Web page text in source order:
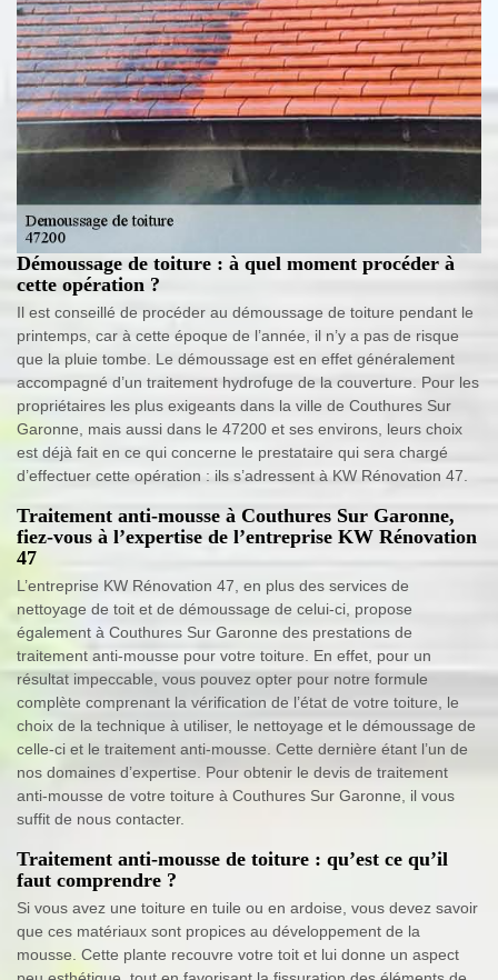
Démoussage de toiture : à quel moment procéder à
cette opération ?
Il est conseillé de procéder au démoussage de toiture pendant le
printemps, car à cette époque de l’année, il n’y a pas de risque
que la pluie tombe. Le démoussage est en effet généralement
accompagné d’un traitement hydrofuge de la couverture. Pour les
propriétaires les plus exigeants dans la ville de Couthures Sur
Garonne, mais aussi dans le 47200 et ses environs, leurs choix
est déjà fait en ce qui concerne le prestataire qui sera chargé
d’effectuer cette opération : ils s’adressent à KW Rénovation 47.
Traitement anti-mousse à Couthures Sur Garonne,
fiez-vous à l’expertise de l’entreprise KW Rénovation
47
L’entreprise KW Rénovation 47, en plus des services de
nettoyage de toit et de démoussage de celui-ci, propose
également à Couthures Sur Garonne des prestations de
traitement anti-mousse pour votre toiture. En effet, pour un
résultat impeccable, vous pouvez opter pour notre formule
complète comprenant la vérification de l’état de votre toiture, le
choix de la technique à utiliser, le nettoyage et le démoussage de
celle-ci et le traitement anti-mousse. Cette dernière étant l’un de
nos domaines d’expertise. Pour obtenir le devis de traitement
anti-mousse de votre toiture à Couthures Sur Garonne, il vous
suffit de nous contacter.
Traitement anti-mousse de toiture : qu’est ce qu’il
faut comprendre ?
Si vous avez une toiture en tuile ou en ardoise, vous devez savoir
que ces matériaux sont propices au développement de la
mousse. Cette plante recouvre votre toit et lui donne un aspect